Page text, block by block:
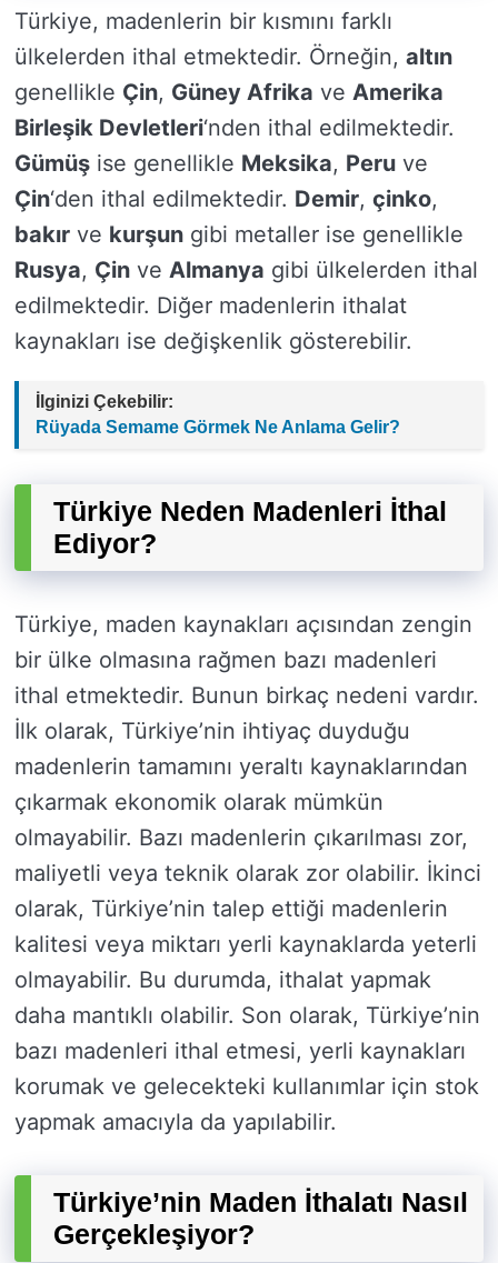
Türkiye, madenlerin bir kısmını farklı
ülkelerden ithal etmektedir. Örneğin, altın
genellikle Çin, Güney Afrika ve Amerika
Birleşik Devletleri‘nden ithal edilmektedir.
Gümüş ise genellikle Meksika, Peru ve
Çin‘den ithal edilmektedir. Demir, çinko,
bakır ve kurşun gibi metaller ise genellikle
Rusya, Çin ve Almanya gibi ülkelerden ithal
edilmektedir. Diğer madenlerin ithalat
kaynakları ise değişkenlik gösterebilir.
İlginizi Çekebilir:
Rüyada Semame Görmek Ne Anlama Gelir?
Türkiye Neden Madenleri İthal
Ediyor?
Türkiye, maden kaynakları açısından zengin
bir ülke olmasına rağmen bazı madenleri
ithal etmektedir. Bunun birkaç nedeni vardır.
İlk olarak, Türkiye’nin ihtiyaç duyduğu
madenlerin tamamını yeraltı kaynaklarından
çıkarmak ekonomik olarak mümkün
olmayabilir. Bazı madenlerin çıkarılması zor,
maliyetli veya teknik olarak zor olabilir. İkinci
olarak, Türkiye’nin talep ettiği madenlerin
kalitesi veya miktarı yerli kaynaklarda yeterli
olmayabilir. Bu durumda, ithalat yapmak
daha mantıklı olabilir. Son olarak, Türkiye’nin
bazı madenleri ithal etmesi, yerli kaynakları
korumak ve gelecekteki kullanımlar için stok
yapmak amacıyla da yapılabilir.
Türkiye’nin Maden İthalatı Nasıl
Gerçekleşiyor?